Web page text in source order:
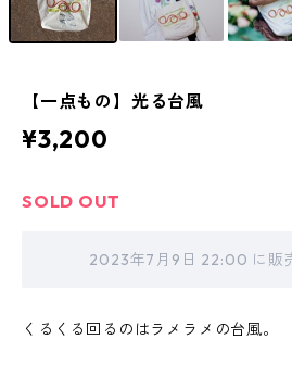
【一点もの】光る台風
¥3,200
SOLD OUT
2023年7月9日 22:00 に販
くるくる回るのはラメラメの台風。